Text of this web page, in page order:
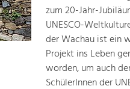
zum 20-Jahr-
UNESCO-
der Wachau ist ein
Projekt ins Leben
worden, um auch
SchülerInnen der